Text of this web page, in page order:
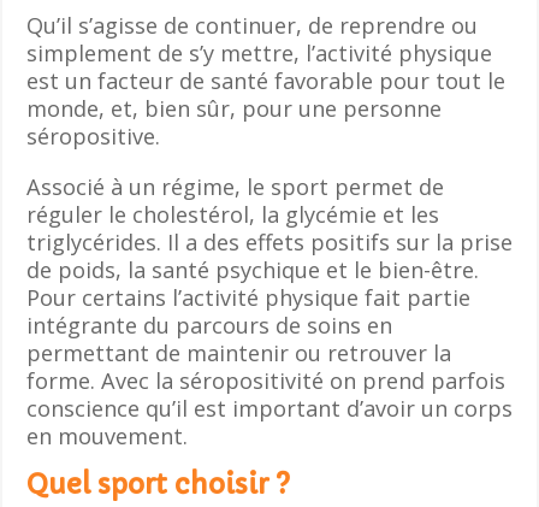
Qu’il s’agisse de continuer, de reprendre ou
simplement de s’y mettre, l’activité physique
est un facteur de santé favorable pour tout le
monde, et, bien sûr, pour une personne
séropositive.
Associé à un régime, le sport permet de
réguler le cholestérol, la glycémie et les
triglycérides. Il a des effets positifs sur la prise
de poids, la santé psychique et le bien-être.
Pour certains l’activité physique fait partie
intégrante du parcours de soins en
permettant de maintenir ou retrouver la
forme. Avec la séropositivité on prend parfois
conscience qu’il est important d’avoir un corps
en mouvement.
Quel sport choisir ?